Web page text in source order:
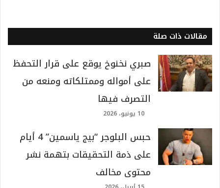
مقالات ذات صلة
صبري نخنوخ يوقع على قرار التحفظ
على أمواله وممتلكاته ومنعه من
التصرف فيها
10 يونيو، 2026
حبس البلوجر “بيج ياسمين” 4 أيام
على ذمة التحقيقات بتهمة نشر
محتوى مخالف